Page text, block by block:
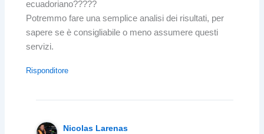
ecuadoriano?????
Potremmo fare una semplice analisi dei risultati, per
sapere se è consigliabile o meno assumere questi
servizi.
Risponditore
Nicolas Larenas